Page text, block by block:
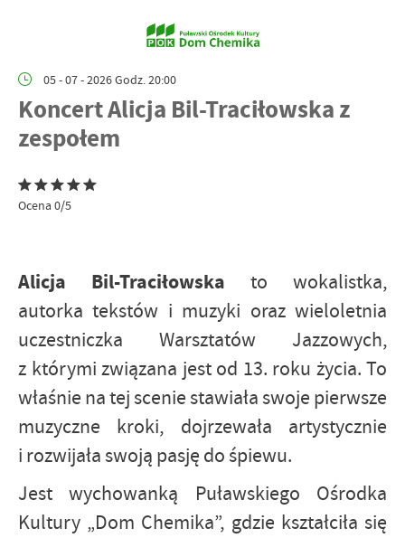
05 - 07 - 2026 Godz. 20:00
Koncert Alicja Bil-Traciłowska z
zespołem
Ocena 0/5
Alicja Bil-Traciłowska to wokalistka,
autorka tekstów i muzyki oraz wieloletnia
uczestniczka Warsztatów Jazzowych,
z którymi związana jest od 13. roku życia. To
właśnie na tej scenie stawiała swoje pierwsze
muzyczne kroki, dojrzewała artystycznie
i rozwijała swoją pasję do śpiewu.
Jest wychowanką Puławskiego Ośrodka
Kultury „Dom Chemika”, gdzie kształciła się